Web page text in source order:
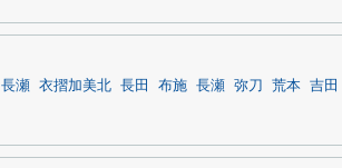
長瀬 衣摺加美北 長田 布施 長瀬 弥刀 荒本 吉田